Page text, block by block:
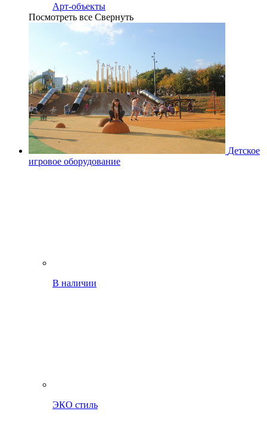
Арт-объекты
Посмотреть все Свернуть
Детское
игровое оборудование
В наличии
ЭКО стиль